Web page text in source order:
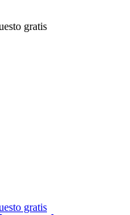
gratis
gratis